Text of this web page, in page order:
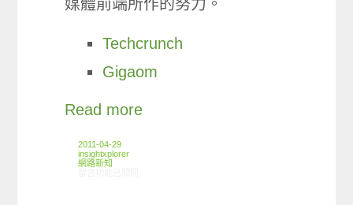
媒體前端所作的努力。
Techcrunch
Gigaom
Read more
2011-04-29
insightxplorer
網路新知